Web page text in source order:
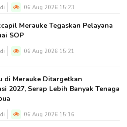
06 Aug 2026 15:23
Merauke Tegaskan Pelayana
SOP
06 Aug 2026 15:21
di Merauke Ditargetkan
2027, Serap Lebih Banyak Tenaga
06 Aug 2026 15:16